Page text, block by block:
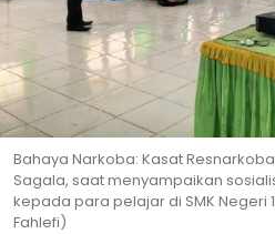
Bahaya Narkoba: Kasat
Sagala, saat menyampaikan
kepada para pelajar di SMK Negeri
Fahlefi)